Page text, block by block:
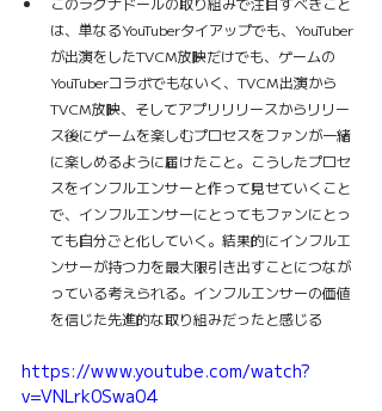
は、単なるYouTuberタイアップでも、YouTuber
が出演をしたTVCM放映だけでも、ゲームの
YouTuberコラボでもないく、TVCM出演から
TVCM放映、そしてアプリリリースからリリー
ス後にゲームを楽しむプロセスをファンが一緒
に楽しめるように届けたこと。こうしたプロセ
スをインフルエンサーと作って見せていくこと
で、インフルエンサーにとってもファンにとっ
ても自分ごと化していく。結果的にインフルエ
ンサーが持つ力を最大限引き出すことにつなが
っている考えられる。インフルエンサーの価値
を信じた先進的な取り組みだったと感じる
https://www.youtube.com/watch?
v=VNLrk0Swa04